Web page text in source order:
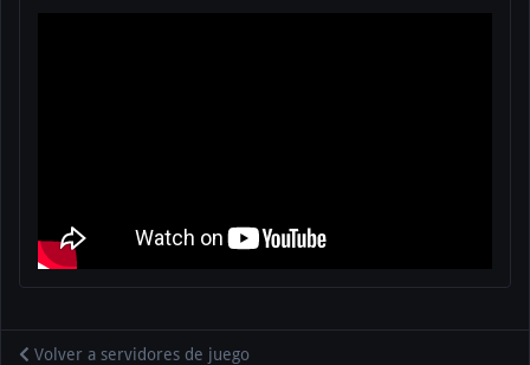
Volver a servidores de juego